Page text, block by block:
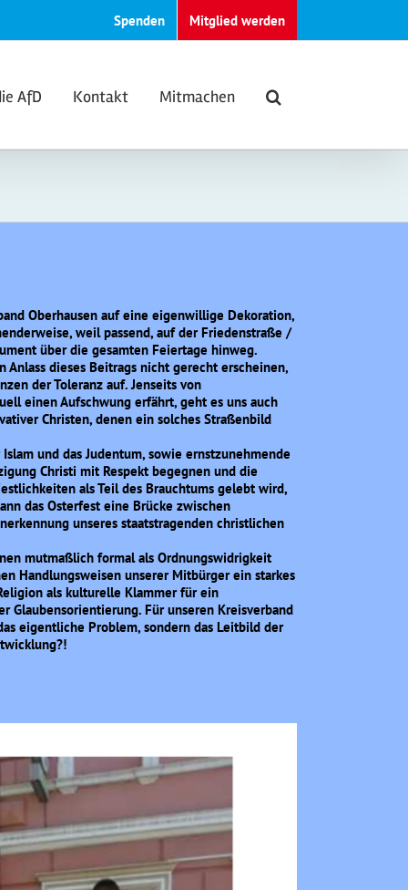
Spenden Mitglied werden
AfD Kontakt Mitmachen
Oberhausen auf eine eigenwillige Dekoration,
weil passend, auf der Friedenstraße /
über die gesamten Feiertage hinweg.
dieses Beitrags nicht gerecht erscheinen,
der Toleranz auf. Jenseits von
einen Aufschwung erfährt, geht es uns auch
Christen, denen ein solches Straßenbild
und das Judentum, sowie ernstzunehmende
Christi mit Respekt begegnen und die
als Teil des Brauchtums gelebt wird,
das Osterfest eine Brücke zwischen
unseres staatstragenden christlichen
mutmaßlich formal als Ordnungswidrigkeit
Handlungsweisen unserer Mitbürger ein starkes
als kulturelle Klammer für ein
Glaubensorientierung. Für unseren Kreisverband
eigentliche Problem, sondern das Leitbild der